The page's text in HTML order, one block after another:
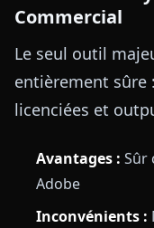
Commercial
Le seul outil
entièrement sûre
licenciées et
Avantages : Sûr
Adobe
Inconvénients :